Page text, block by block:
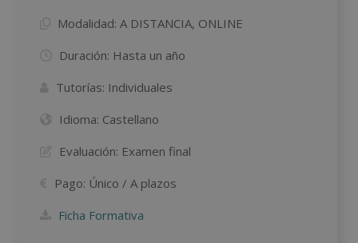
Modalidad: A DISTANCIA, ONLINE
Duración: Hasta un año
Tutorías: Individuales
Idioma: Castellano
Evaluación: Examen final
Pago: Único / A plazos
Ficha Formativa